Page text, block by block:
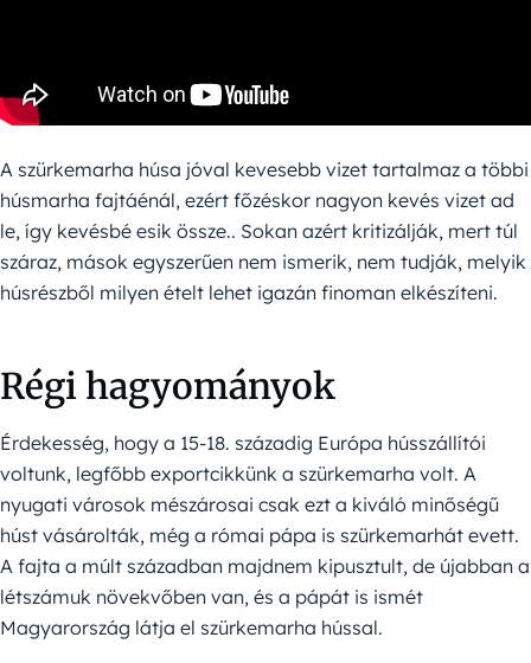
A szürkemarha húsa jóval kevesebb vizet tartalmaz a többi
húsmarha fajtáénál, ezért főzéskor nagyon kevés vizet ad
le, így kevésbé esik össze.. Sokan azért kritizálják, mert túl
száraz, mások egyszerűen nem ismerik, nem tudják, melyik
húsrészből milyen ételt lehet igazán finoman elkészíteni.
Régi hagyományok
Érdekesség, hogy a 15-18. századig Európa hússzállítói
voltunk, legfőbb exportcikkünk a szürkemarha volt. A
nyugati városok mészárosai csak ezt a kiváló minőségű
húst vásárolták, még a római pápa is szürkemarhát evett.
A fajta a múlt században majdnem kipusztult, de újabban a
létszámuk növekvőben van, és a pápát is ismét
Magyarország látja el szürkemarha hússal.